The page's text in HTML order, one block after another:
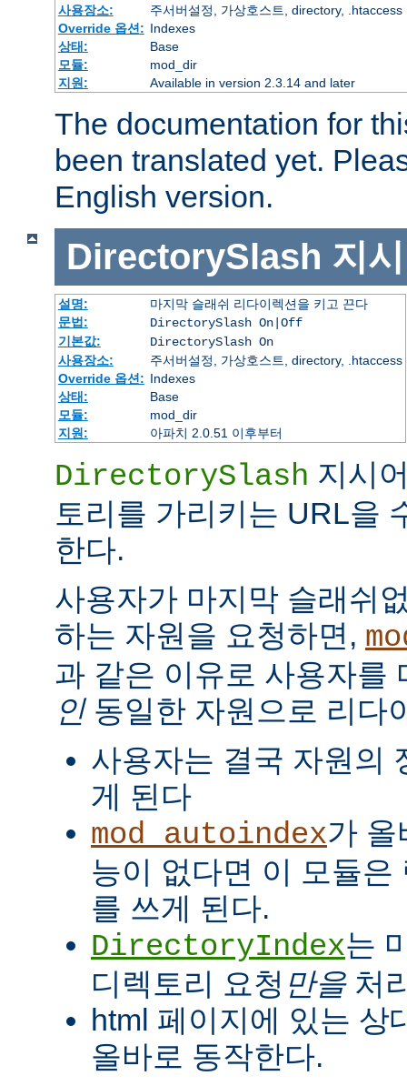
사용장소:
주서버설정, 가상호스트, directory, .htaccess
Override 옵션: Indexes
상태:
Base
모듈:
mod_dir
지원:
Available in version 2.3.14 and later
The documentation for
been translated yet.
English version.
DirectorySlash 지
설명:
마지막 슬래쉬 리다이렉션을 키고 끈다
문법:
DirectorySlash On|Off
기본값:
DirectorySlash On
사용장소:
주서버설정, 가상호스트, directory, .htaccess
Override 옵션: Indexes
상태:
Base
모듈:
mod_dir
지원:
아파치 2.0.51 이후부터
DirectorySlash 지시
토리를 가리키는 URL을
한다.
사용자가 마지막 슬래쉬
하는 자원을 요청하면,
과 같은 이유로 사용자를
인동일한 자원으로 리다
사용자는 결국 자원의
게 된다
mod_autoindex가 올
능이 없다면 이 모듈은
를 쓰게 된다.
DirectoryIndex는
디렉토리 요청 만을처
html 페이지에 있는 상
올바로 동작한다.